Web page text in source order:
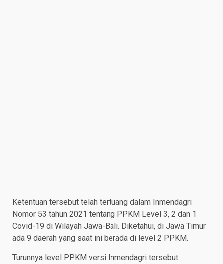
Ketentuan tersebut telah tertuang dalam Inmendagri
Nomor 53 tahun 2021 tentang PPKM Level 3, 2 dan 1
Covid-19 di Wilayah Jawa-Bali. Diketahui, di Jawa Timur
ada 9 daerah yang saat ini berada di level 2 PPKM.
Turunnya level PPKM versi Inmendagri tersebut